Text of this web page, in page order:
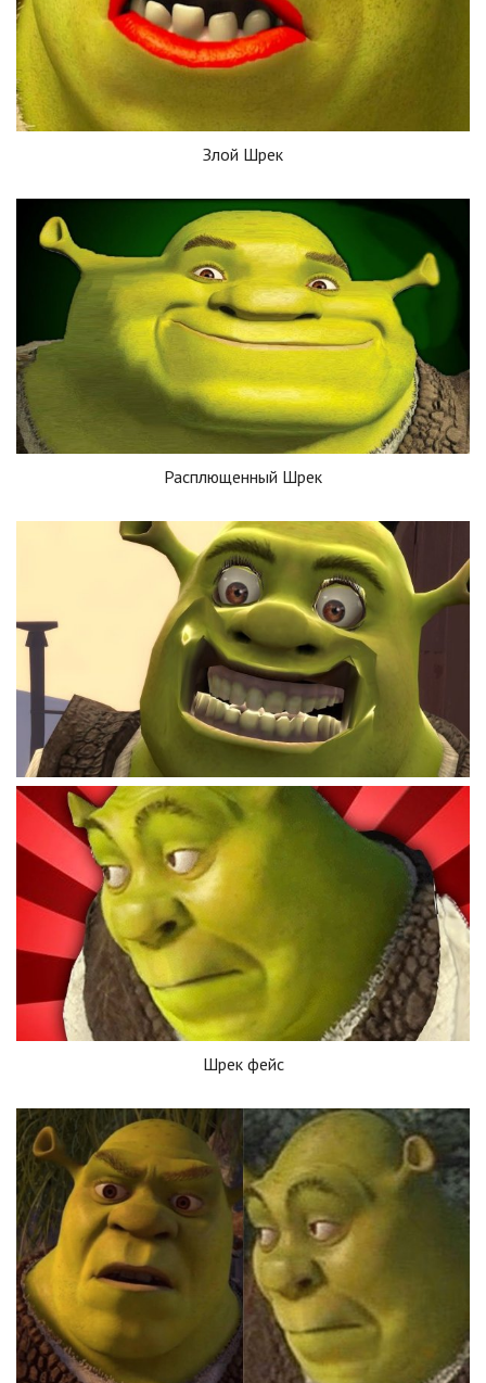
Злой Шрек
Расплющенный Шрек
Шрек фейс